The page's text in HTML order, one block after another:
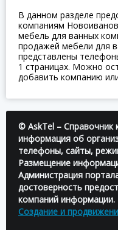
В данном разделе
компаниям
мебель для ванных
продажей мебели для
представлены
1 страницах. Можно
добавить компанию
© AskTel – Справочник
информация об
телефоны, сайты,
Размещение
Администрация
достоверность
компаний информации.
Создание и